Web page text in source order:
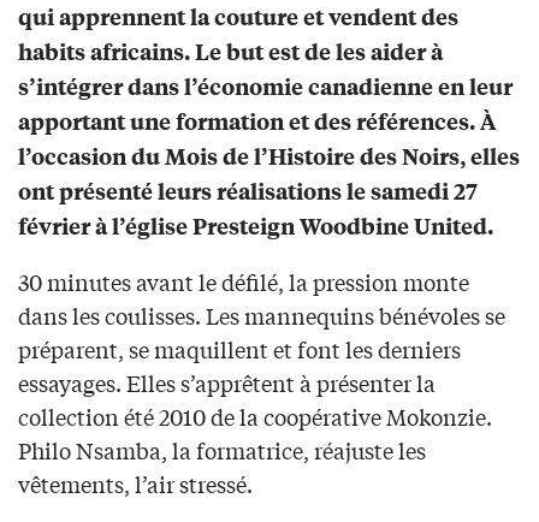
qui apprennent la couture et vendent des
habits africains. Le but est de les aider à
s’intégrer dans l’économie canadienne en leur
apportant une formation et des références. À
l’occasion du Mois de l’Histoire des Noirs, elles
ont présenté leurs réalisations le samedi 27
février à l’église Presteign Woodbine United.
30 minutes avant le défilé, la pression monte
dans les coulisses. Les mannequins bénévoles se
préparent, se maquillent et font les derniers
essayages. Elles s’apprêtent à présenter la
collection été 2010 de la coopérative Mokonzie.
Philo Nsamba, la formatrice, réajuste les
vêtements, l’air stressé.